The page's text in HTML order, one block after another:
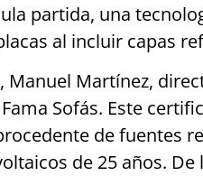
partida, una
al incluir capas
Martínez,
Sofás. Este
de fuentes
de 25 años.